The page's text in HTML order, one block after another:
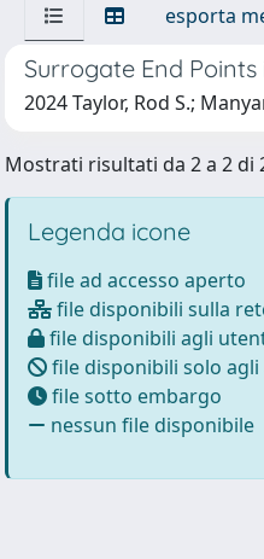
esporta
Surrogate End Points
2024 Taylor, Rod S.;
Mostrati risultati da 2 a 2 di
Legenda icone
file ad accesso aperto
file disponibili sulla
file disponibili agli
file disponibili solo
file sotto embargo
nessun file disponibile